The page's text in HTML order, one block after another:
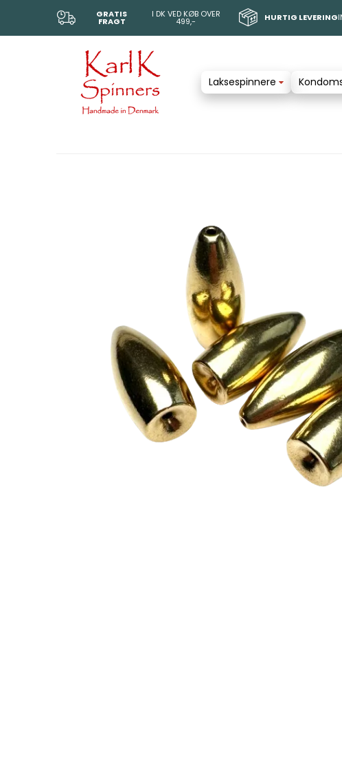
GRATIS
FRAGT
I DK VED KØB OVER
499,- HURTIG LEVERING
Laksespinnere